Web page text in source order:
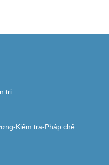
trị
Kiểm tra-Pháp chế